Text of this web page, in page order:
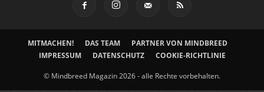
MITMACHEN! DAS TEAM
PARTNER VON MINDBREED
IMPRESSUM
DATENSCHUTZ COOKIE-RICHTLINIE
© Mindbreed Magazin 2026 - alle Rechte vorbehalten.